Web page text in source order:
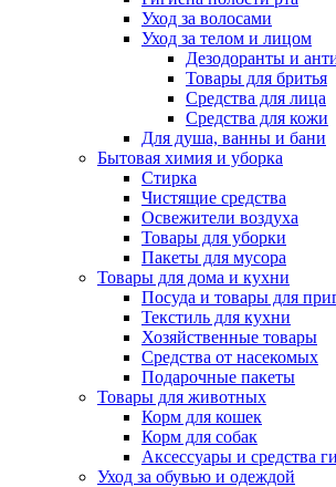
Уход за волосами
Уход за телом и лицом
Дезодоранты и
Товары для бритья
Средства для лица
Средства для кожи
Для душа, ванны и бани
Бытовая химия и уборка
Стирка
Чистящие средства
Освежители воздуха
Товары для уборки
Пакеты для мусора
Товары для дома и кухни
Посуда и товары для
Текстиль для кухни
Хозяйственные товары
Средства от насекомых
Подарочные пакеты
Товары для животных
Корм для кошек
Корм для собак
Аксессуары и средства
Уход за обувью и одеждой